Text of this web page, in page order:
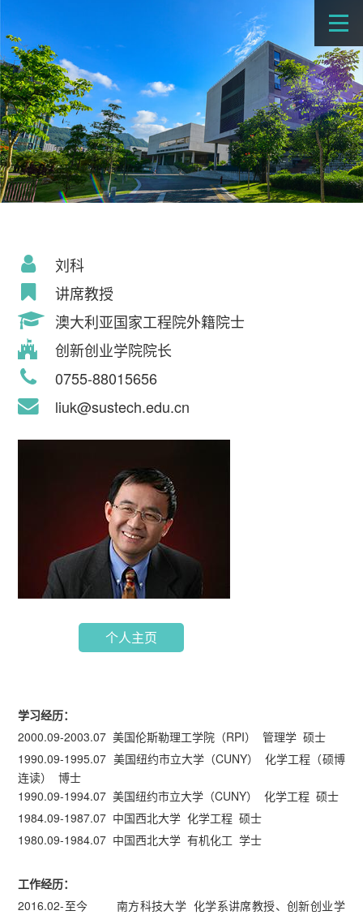
刘科
讲席教授
澳大利亚国家工程院外籍院士
创新创业学院院长
0755-88015656
liuk@sustech.edu.cn
个人主页
学习经历：
2000.09-2003.07 美国伦斯勒理工学院（RPI） 管理学 硕士
1990.09-1995.07 美国纽约市立大学（CUNY） 化学工程（硕博
连读） 博士
1990.09-1994.07 美国纽约市立大学（CUNY） 化学工程 硕士
1984.09-1987.07 中国西北大学 化学工程 硕士
1980.09-1984.07 中国西北大学 有机化工 学士
工作经历：
2016.02-至今 南方科技大学 化学系讲席教授、创新创业学